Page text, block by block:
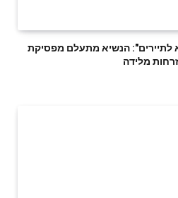
לתיירים": הנשיא מתעלם מפסיקת
מלידה